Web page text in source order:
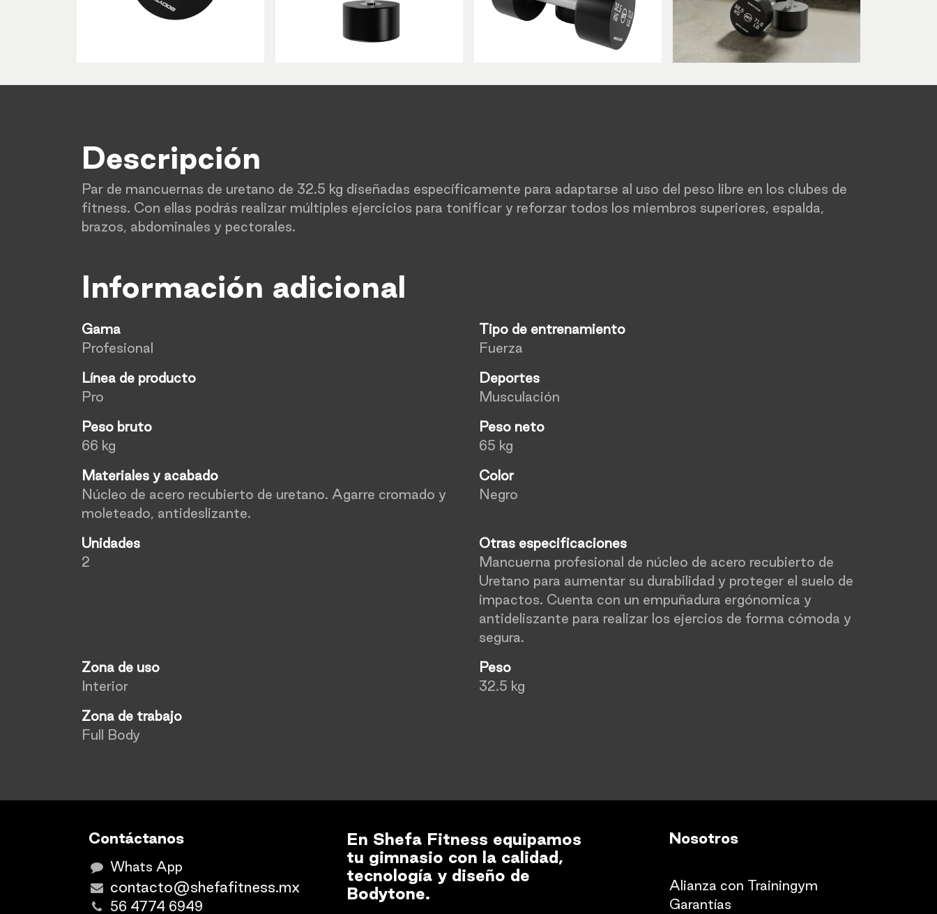
Descripción
Par de mancuernas de uretano de 32.5 kg diseñadas específicamente para adaptarse al uso del peso libre en los clubes de
fitness. Con ellas podrás realizar múltiples ejercicios para tonificar y reforzar todos los miembros superiores, espalda,
brazos, abdominales y pectorales.
Información adicional
Gama
Profesional
Tipo de entrenamiento
Fuerza
Línea de producto
Pro
Deportes
Musculación
Peso bruto
66 kg
Peso neto
65 kg
Materiales y acabado
Núcleo de acero recubierto de uretano. Agarre cromado y
moleteado, antideslizante.
Color
Negro
Unidades
2
Otras especificaciones
Mancuerna profesional de núcleo de acero recubierto de
Uretano para aumentar su durabilidad y proteger el suelo de
impactos. Cuenta con un empuñadura ergónomica y
antideliszante para realizar los ejercios de forma cómoda y
segura.
Zona de uso
Interior
Peso
32.5 kg
Zona de trabajo
Full Body
Contáctanos
Whats App
contacto@shefafitness.mx
56 4774 6949
En Shefa Fitness equipamos
tu gimnasio con la calidad,
tecnología y diseño de
Bodytone.
Nosotros
Alianza con Trainingym
Garantías